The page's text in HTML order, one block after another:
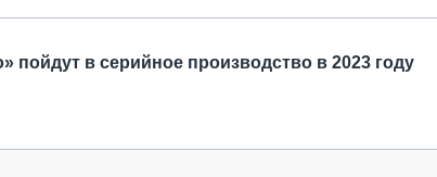
пойдут в серийное производство в 2023 году